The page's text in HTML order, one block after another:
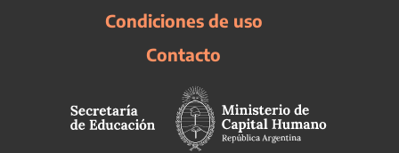
Condiciones de uso
Contacto